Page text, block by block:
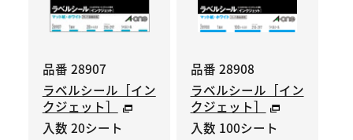
品番 28907
ラベルシール［イン
クジェット］
入数 20シート
品番 28908
ラベルシール［イン
クジェット］
入数 100シート